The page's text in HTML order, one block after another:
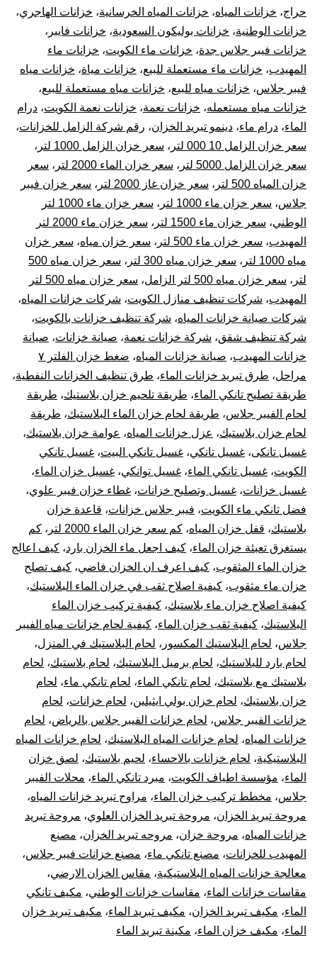
حراج، خزانات المياه، خزانات المياه الخرسانية، خزانات الهاجري،
خزانات الوطنية، خزانات بوليكون السعودية، خزانات فايبر ،
خزانات فيبر جلاس جدة، خزانات ماء الكويت، خزانات ماء
المهيدب، خزانات ماء مستعملة للبيع، خزانات مياة، خزانات مياه
فيبر جلاس، خزانات مياه للبيع، خزانات مياه مستعملة للبيع،
خزانات مياه مستعمله، خزانات نعمة، خزانات نعمة الكويت، درام
الماء، درام ماء، دينمو تبريد الخزان، رقم شركة الزامل للخزانات،
سعر خزان الزامل 10 000 لتر
، سعر خزان الزامل 1000 لتر
،
سعر خزان الزامل 5000 لتر
، سعر خزان الماء 2000 لتر ، سعر
خزان المياه 500 لتر
، سعر خزان غاز 2000 لتر ، سعر خزان فيبر
جلاس، سعر خزان ماء 1000 لتر ،
سعر خزان ماء 1000 لتر
الوطني، سعر خزان ماء 1500 لتر ،
سعر خزان ماء 2000 لتر
المهيدب، سعر خزان ماء 500 لتر ، سعر خزان مياه، سعر خزان
مياه 1000 لتر
، سعر خزان مياه 300 لتر ،
سعر خزان مياه 500
لتر ، سعر خزان مياه 500 لتر الزامل ،
سعر خزان مياه 500 لتر
المهيدب، شركات تنظيف منازل الكويت، شركات خزانات المياه،
شركات صيانة خزانات المياه، شركة تنظيف خزانات بالكويت،
شركة تنظيف شقق، شركة خزانات نعمة، صيانة خزانات، صيانة
خزانات المهيدب، صيانة خزانات المياه،
ضغط خزان الفلتر ٧
مراحل، طرق تبريد خزانات الماء، طرق تنظيف الخزانات النفطية،
طريقة تصليح تانكي الماء، طريقة تلحيم خزان بلاستيك، طريقة
لحام الفيبر جلاس، طريقة لحام خزان الماء البلاستيك، طريقة
لحام خزان بلاستيك، عزل خزانات المياه، عوامة خزان بلاستيك،
غسيل تانكى، غسيل تانكي، غسيل تانكي البيت، غسيل تانكي
الكويت، غسيل تانكي الماء، غسيل توانكي، غسيل خزان الماء،
غسيل خزانات، غسيل وتصليح خزانات، غطاء خزان فيبر علوي،
فضل تانكي ماء الكويت، فيبر جلاس خزانات، قاعدة خزان
بلاستيك، قفل خزان المياه، كم سعر خزان الماء 2000 لتر ، كم
يستغرق تعبئة خزان الماء، كيف اجعل ماء الخزان بارد، كيف اعالج
خزان الماء المثقوب، كيف اعرف ان الخزان فاضي، كيف تصلح
خزان ماء مثقوب، كيفية اصلاح ثقب في خزان الماء البلاستيك،
كيفية اصلاح خزان ماء بلاستيك، كيفية تركيب خزان الماء
البلاستيك، كيفية ثقب خزان الماء، كيفية لحام خزانات مياه الفيبر
جلاس، لحام البلاستيك المكسور ، لحام البلاستيك في المنزل،
لحام بارد للبلاستيك، لحام برميل البلاستيك، لحام بلاستيك، لحام
بلاستيك مع بلاستيك، لحام تانكي الماء، لحام تانكي ماء، لحام
خزان بلاستيك، لحام خزان بولي ايثيلين، لحام خزانات، لحام
خزانات الفيبر جلاس، لحام خزانات الفيبر جلاس بالرياض، لحام
خزانات المياه، لحام خزانات المياه البلاستيك، لحام خزانات المياه
البلاستيكية، لحام خزانات بالاحساء، لحيم بلاستيك، لصق خزان
الماء، مؤسسة اطياف الكويت، مبرد تانكي الماء، محلات الفيبر
جلاس، مخطط تركيب خزان الماء، مراوح تبريد خزانات المياه،
مروحة تبريد الخزان، مروحة تبريد الخزان العلوي، مروحة تبريد
خزانات المياه، مروحة خزان، مروحه تبريد الخزان، مصنع
المهيدب للخزانات، مصنع تانكي ماء، مصنع خزانات فيبر جلاس،
معالجة خزانات المياه البلاستيكية، مقاس الخزان الارضي،
مقاسات خزانات الماء، مقاسات خزانات الوطني، مكيف تانكي
الماء، مكيف تبريد الخزان، مكيف تبريد الماء، مكيف تبريد خزان
الماء، مكيف خزان الماء، مكينة تبريد الماء